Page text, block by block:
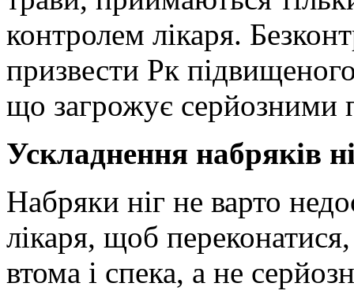
контролем лікаря.
призвести Pк
що загрожує серйозними
Ускладнення набряків
Набряки ніг не варто
лікаря, щоб
втома і спека, а не